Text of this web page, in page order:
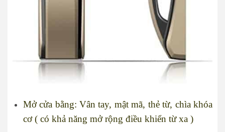
Mở cửa bằng: Vân tay, mật mã, thẻ từ, chìa khóa
cơ ( có khả năng mở rộng điều khiển từ xa )